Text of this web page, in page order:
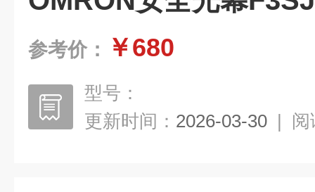
参考价： ￥680
型号：
更新时间： 2026-03-30 | 阅